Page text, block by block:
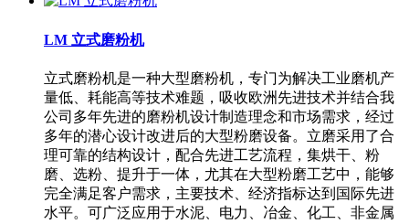
LM 立式磨粉机
立式磨粉机是一种大型磨粉机，专门为解决工业磨机产
量低、耗能高等技术难题，吸收欧洲先进技术并结合我
公司多年先进的磨粉机设计制造理念和市场需求，经过
多年的潜心设计改进后的大型粉磨设备。立磨采用了合
理可靠的结构设计，配合先进工艺流程，集烘干、粉
磨、选粉、提升于一体，尤其在大型粉磨工艺中，能够
完全满足客户需求，主要技术、经济指标达到国际先进
水平。可广泛应用于水泥、电力、冶金、化工、非金属